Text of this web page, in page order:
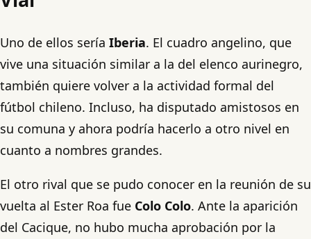
Uno de ellos sería Iberia. El cuadro angelino, que
vive una situación similar a la del elenco aurinegro,
también quiere volver a la actividad formal del
fútbol chileno. Incluso, ha disputado amistosos en
su comuna y ahora podría hacerlo a otro nivel en
cuanto a nombres grandes.
El otro rival que se pudo conocer en la reunión de su
vuelta al Ester Roa fue Colo Colo. Ante la aparición
del Cacique, no hubo mucha aprobación por la